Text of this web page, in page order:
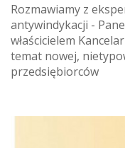
Rozmawiamy z
antywindykacji -
właścicielem
temat nowej,
przedsiębiorców